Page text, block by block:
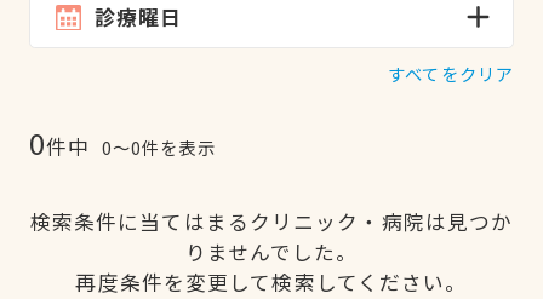
診療曜日
すべてをクリア
0件中 0〜0件を表示
検索条件に当てはまるクリニック・病院は見つか
りませんでした。
再度条件を変更して検索してください。